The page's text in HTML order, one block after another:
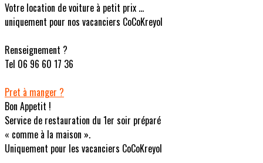
Votre location de voiture à petit prix ...
uniquement pour nos vacanciers CoCoKreyol
Renseignement ?
Tel 06 96 60 17 36
Pret à manger ?
Bon Appetit !
Service de restauration du 1er soir préparé
« comme à la maison ».
Uniquement pour les vacanciers CoCoKreyol